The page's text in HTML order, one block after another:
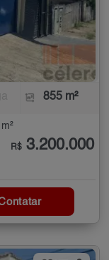
855 m²
R$ 3.200.000